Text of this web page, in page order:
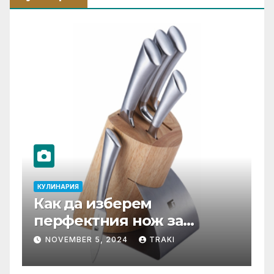
КУЛИНАРИЯ
Как да изберем
перфектния нож за
нашата кухня?
NOVEMBER 5, 2024 TRAKI